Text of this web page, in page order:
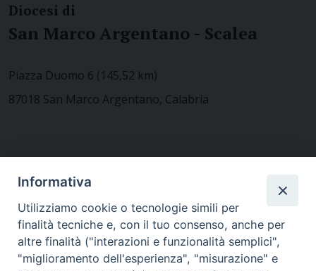
Diocesi di
San Marco Argentano - Scalea
Piazza Duomo 6 (145,52 km)
87018 San Marco Argentano, Calabria
MODULISTICA
Informativa
Utilizziamo cookie o tecnologie simili per
finalità tecniche e, con il tuo consenso, anche per
altre finalità ("interazioni e funzionalità semplici",
"miglioramento dell'esperienza", "misurazione" e